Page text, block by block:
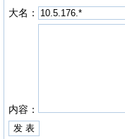
大名：
内容：